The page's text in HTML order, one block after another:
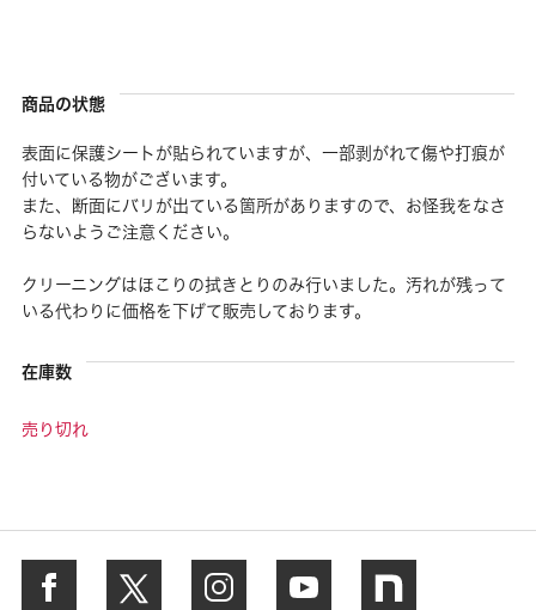
商品の状態
表面に保護シートが貼られていますが、一部剥がれて傷や打痕が
付いている物がございます。
また、断面にバリが出ている箇所がありますので、お怪我をなさ
らないようご注意ください。
クリーニングはほこりの拭きとりのみ行いました。汚れが残って
いる代わりに価格を下げて販売しております。
在庫数
売り切れ